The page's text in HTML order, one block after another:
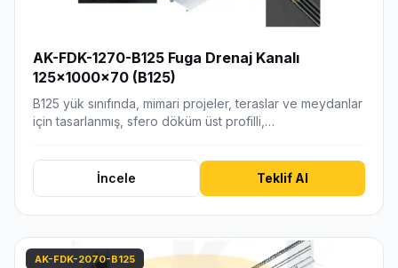
AK-FDK-1270-B125 Fuga Drenaj Kanalı
125x1000x70 (B125)
B125 yük sınıfında, mimari projeler, teraslar ve meydanlar
için tasarlanmış, sfero döküm üst profilli,…
İncele Teklif Al
AK-FDK-2070-B125